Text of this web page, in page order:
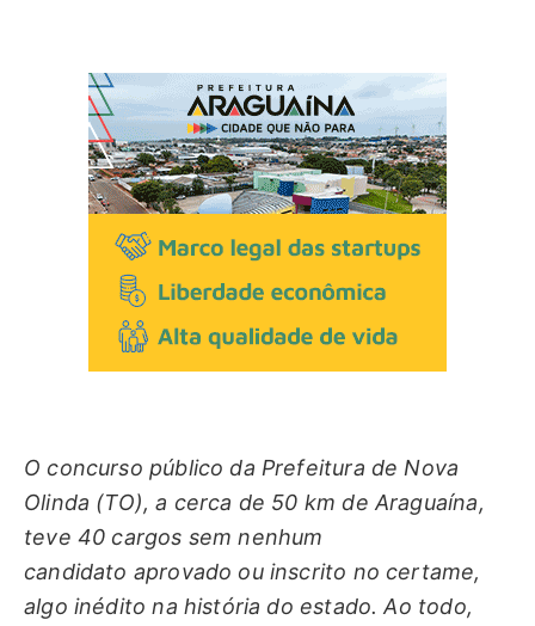
O concurso público da Prefeitura de Nova
Olinda (TO), a cerca de 50 km de Araguaína,
teve 40 cargos sem nenhum
candidato aprovado ou inscrito no certame,
algo inédito na história do estado. Ao todo,